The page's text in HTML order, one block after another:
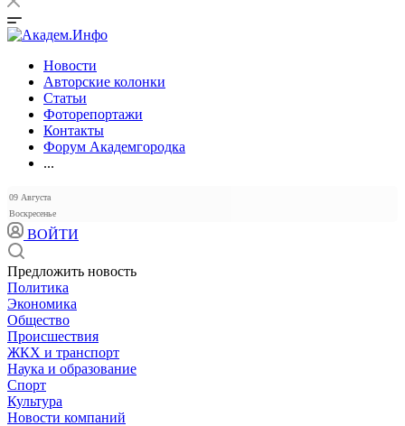
Новости
Авторские колонки
Статьи
Фоторепортажи
Контакты
Форум Академгородка
...
09 Августа
Воскресенье
ВОЙТИ
Предложить новость
Политика
Экономика
Общество
Происшествия
ЖКХ и транспорт
Наука и образование
Спорт
Культура
Новости компаний